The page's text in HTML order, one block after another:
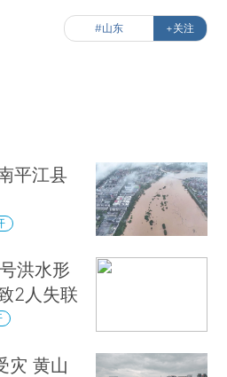
#山东 +关注
平江县
洪水形
2人失联
灾 黄山